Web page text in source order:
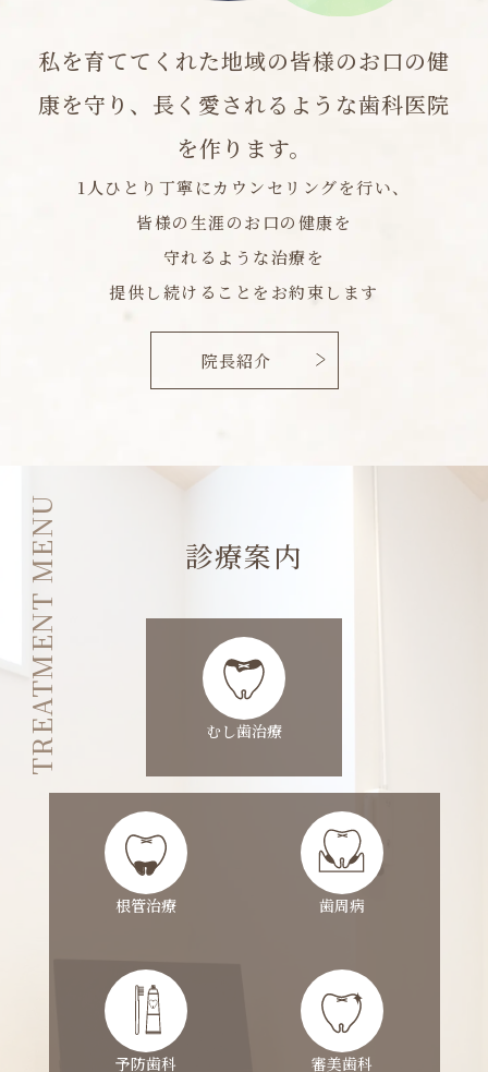
長く愛されるような歯科医院
を作ります。
1人ひとり丁寧にカウンセリングを行い、
皆様の生涯のお口の健康を
守れるような治療を
提供し続けることをお約束します
院長紹介
TREATMENT MENU 診療案内
むし歯治療
根管治療 歯周病
予防歯科 審美歯科